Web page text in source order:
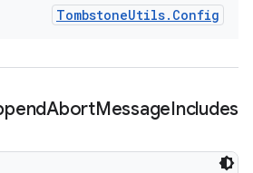
TombstoneUtils. Config
AbortMessageIncludes